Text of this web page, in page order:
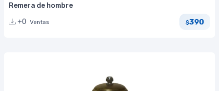
Remera de hombre
+0 Ventas $390